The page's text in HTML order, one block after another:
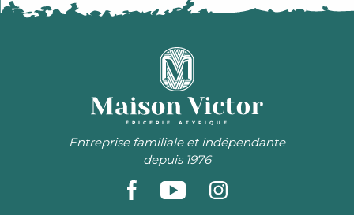
ÉPICERIE ATYPIQUE
Entreprise familiale et indépendante
depuis 1976